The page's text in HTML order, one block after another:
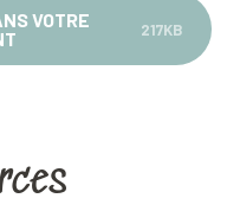
VOTRE
217KB